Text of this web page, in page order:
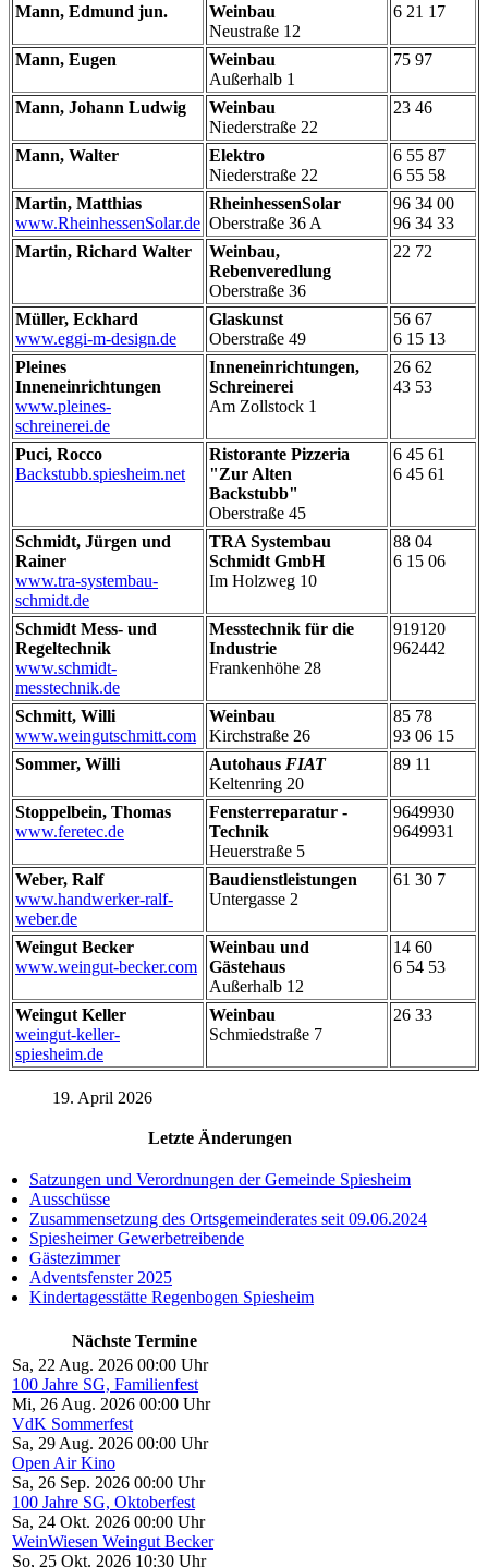
Mann, Edmund jun.
Weinbau
Neustraße 12
6 21 17
Mann, Eugen
Weinbau
Außerhalb 1
75 97
Mann, Johann Ludwig
Weinbau
Niederstraße 22
23 46
Mann, Walter
Elektro
Niederstraße 22
6 55 87
6 55 58
Martin, Matthias
www.RheinhessenSolar.de
RheinhessenSolar
Oberstraße 36 A
96 34 00
96 34 33
Martin, Richard Walter
Weinbau,
Rebenveredlung
Oberstraße 36
22 72
Müller, Eckhard
www.eggi-m-design.de
Glaskunst
Oberstraße 49
56 67
6 15 13
Pleines
Inneneinrichtungen
www.pleines-
schreinerei.de
Inneneinrichtungen,
Schreinerei
Am Zollstock 1
26 62
43 53
Puci, Rocco
Backstubb.spiesheim.net
Ristorante Pizzeria
"Zur Alten
Backstubb"
Oberstraße 45
6 45 61
6 45 61
Schmidt, Jürgen und
Rainer
www.tra-systembau-
schmidt.de
TRA Systembau
Schmidt GmbH
Im Holzweg 10
88 04
6 15 06
Schmidt Mess- und
Regeltechnik
www.schmidt-
messtechnik.de
Messtechnik für die
Industrie
Frankenhöhe 28
919120
962442
Schmitt, Willi
www.weingutschmitt.com
Weinbau
Kirchstraße 26
85 78
93 06 15
Sommer, Willi
Autohaus FIAT
Keltenring 20
89 11
Stoppelbein, Thomas
www.feretec.de
Fensterreparatur -
Technik
Heuerstraße 5
9649930
9649931
Weber, Ralf
www.handwerker-ralf-
weber.de
Baudienstleistungen
Untergasse 2
61 30 7
Weingut Becker
www.weingut-becker.com
Weinbau und
Gästehaus
Außerhalb 12
14 60
6 54 53
Weingut Keller
weingut-keller-
spiesheim.de
Weinbau
Schmiedstraße 7
26 33
19. April 2026
Letzte Änderungen
Satzungen und Verordnungen der Gemeinde Spiesheim
Ausschüsse
Zusammensetzung des Ortsgemeinderates seit 09.06.2024
Spiesheimer Gewerbetreibende
Gästezimmer
Adventsfenster 2025
Kindertagesstätte Regenbogen Spiesheim
Nächste Termine
Sa, 22 Aug. 2026 00:00 Uhr
100 Jahre SG, Familienfest
Mi, 26 Aug. 2026 00:00 Uhr
VdK Sommerfest
Sa, 29 Aug. 2026 00:00 Uhr
Open Air Kino
Sa, 26 Sep. 2026 00:00 Uhr
100 Jahre SG, Oktoberfest
Sa, 24 Okt. 2026 00:00 Uhr
WeinWiesen Weingut Becker
So, 25 Okt. 2026 10:30 Uhr